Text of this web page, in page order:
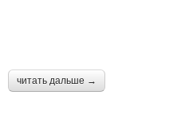
читать дальше →